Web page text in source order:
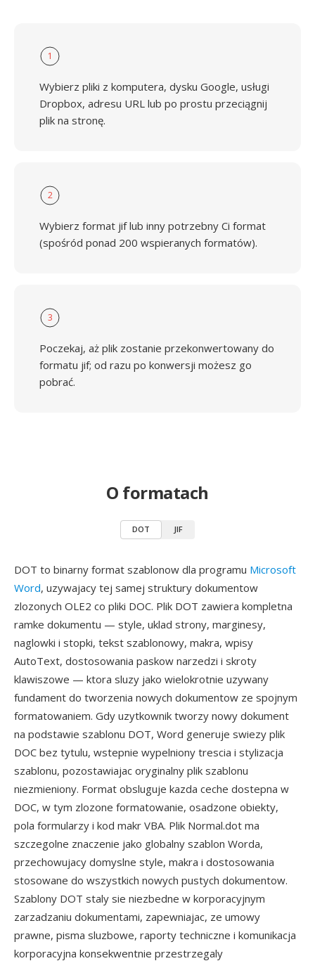
1
Wybierz pliki z komputera, dysku Google, usługi
Dropbox, adresu URL lub po prostu przeciągnij
plik na stronę.
2
Wybierz format jif lub inny potrzebny Ci format
(spośród ponad 200 wspieranych formatów).
3
Poczekaj, aż plik zostanie przekonwertowany do
formatu jif; od razu po konwersji możesz go
pobrać.
O formatach
DOT JIF
DOT to binarny format szablonow dla programu Microsoft
Word, uzywajacy tej samej struktury dokumentow
zlozonych OLE2 co pliki DOC. Plik DOT zawiera kompletna
ramke dokumentu — style, uklad strony, marginesy,
naglowki i stopki, tekst szablonowy, makra, wpisy
AutoText, dostosowania paskow narzedzi i skroty
klawiszowe — ktora sluzy jako wielokrotnie uzywany
fundament do tworzenia nowych dokumentow ze spojnym
formatowaniem. Gdy uzytkownik tworzy nowy dokument
na podstawie szablonu DOT, Word generuje swiezy plik
DOC bez tytulu, wstepnie wypelniony trescia i stylizacja
szablonu, pozostawiajac oryginalny plik szablonu
niezmieniony. Format obsluguje kazda ceche dostepna w
DOC, w tym zlozone formatowanie, osadzone obiekty,
pola formularzy i kod makr VBA. Plik Normal.dot ma
szczegolne znaczenie jako globalny szablon Worda,
przechowujacy domyslne style, makra i dostosowania
stosowane do wszystkich nowych pustych dokumentow.
Szablony DOT staly sie niezbedne w korporacyjnym
zarzadzaniu dokumentami, zapewniajac, ze umowy
prawne, pisma sluzbowe, raporty techniczne i komunikacja
korporacyjna konsekwentnie przestrzegaly